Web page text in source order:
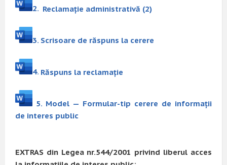
2. Reclamaţie administrativă (2)
3. Scrisoare de răspuns la cerere
4. Răspuns la reclamaţie
5. Model — Formular-tip cerere de informaţii
de interes public
EXTRAS din Legea nr.544/2001 privind liberul acces